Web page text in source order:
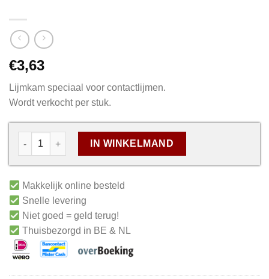
€3,63
Lijmkam speciaal voor contactlijmen.
Wordt verkocht per stuk.
IN WINKELMAND
Makkelijk online besteld
Snelle levering
Niet goed = geld terug!
Thuisbezorgd in BE & NL